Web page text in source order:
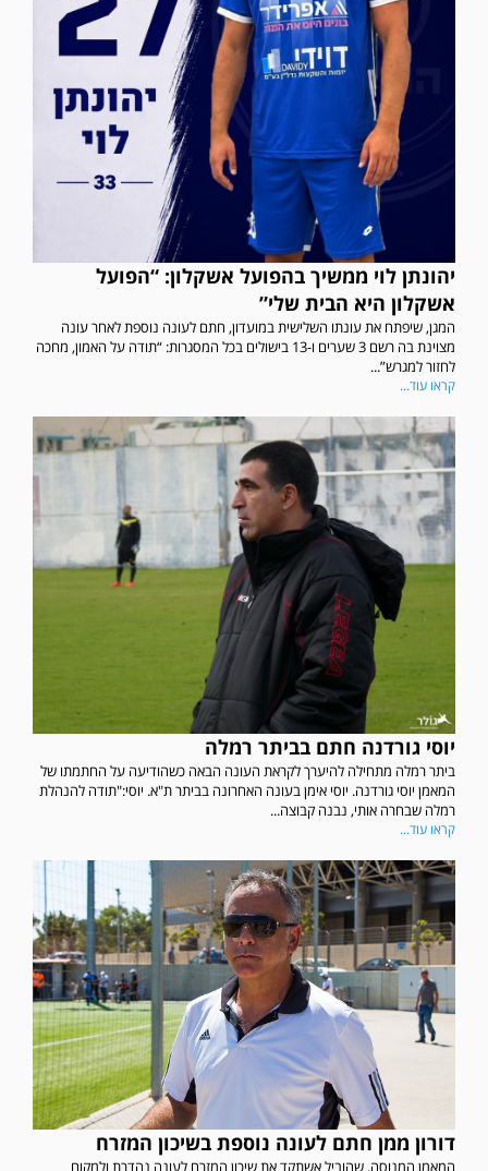
יהונתן לוי ממשיך בהפועל אשקלון: “הפועל
אשקלון היא הבית שלי”
המגן, שיפתח את עונתו השלישית במועדון, חתם לעונה נוספת לאחר עונה
מצוינת בה רשם 3 שערים ו-13 בישולים בכל המסגרות: “תודה על האמון, מחכה
לחזור למגרש”...
קראו עוד...
יוסי גורדנה חתם בביתר רמלה
ביתר רמלה מתחילה להיערך לקראת העונה הבאה כשהודיעה על החתמתו של
המאמן יוסי גורדנה. יוסי אימן בעונה האחרונה בביתר ת"א. יוסי:"תודה להנהלת
רמלה שבחרה אותי, נבנה קבוצה...
קראו עוד...
דורון ממן חתם לעונה נוספת בשיכון המזרח
המאמן המנוסה, שהוביל אשתקד את שיכון המזרח לעונה נהדרת ולמקום